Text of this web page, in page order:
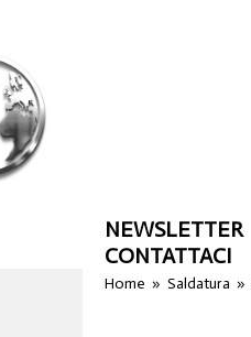
NEWSLETTER
CONTATTACI
Home »Saldatura